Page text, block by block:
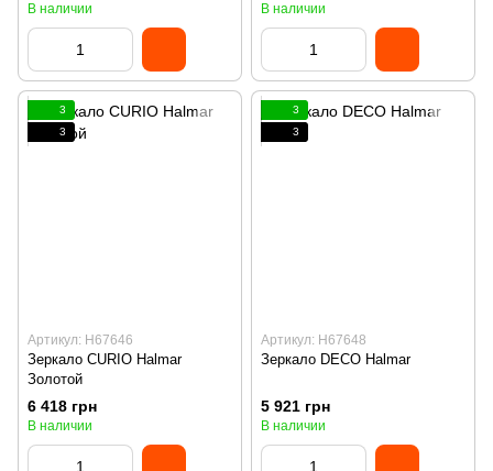
В наличии В наличии
3
3
Артикул: H67646
Зеркало CURIO Halmar
Золотой
6 418 грн
В наличии
3
3
Артикул: H67648
Зеркало DECO Halmar
5 921 грн
В наличии